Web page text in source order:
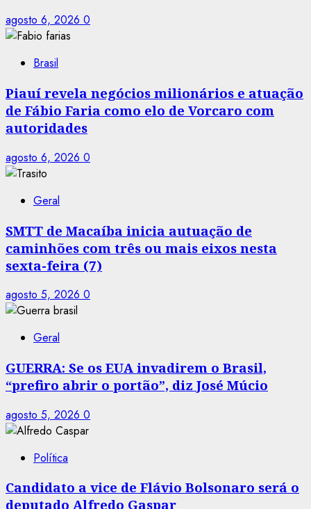
agosto 6, 2026 0
Brasil
Piauí revela negócios milionários e atuação
de Fábio Faria como elo de Vorcaro com
autoridades
agosto 6, 2026 0
Geral
SMTT de Macaíba inicia autuação de
caminhões com três ou mais eixos nesta
sexta-feira (7)
agosto 5, 2026 0
Geral
GUERRA: Se os EUA invadirem o Brasil,
“prefiro abrir o portão”, diz José Múcio
agosto 5, 2026 0
Política
Candidato a vice de Flávio Bolsonaro será o
deputado Alfredo Gaspar